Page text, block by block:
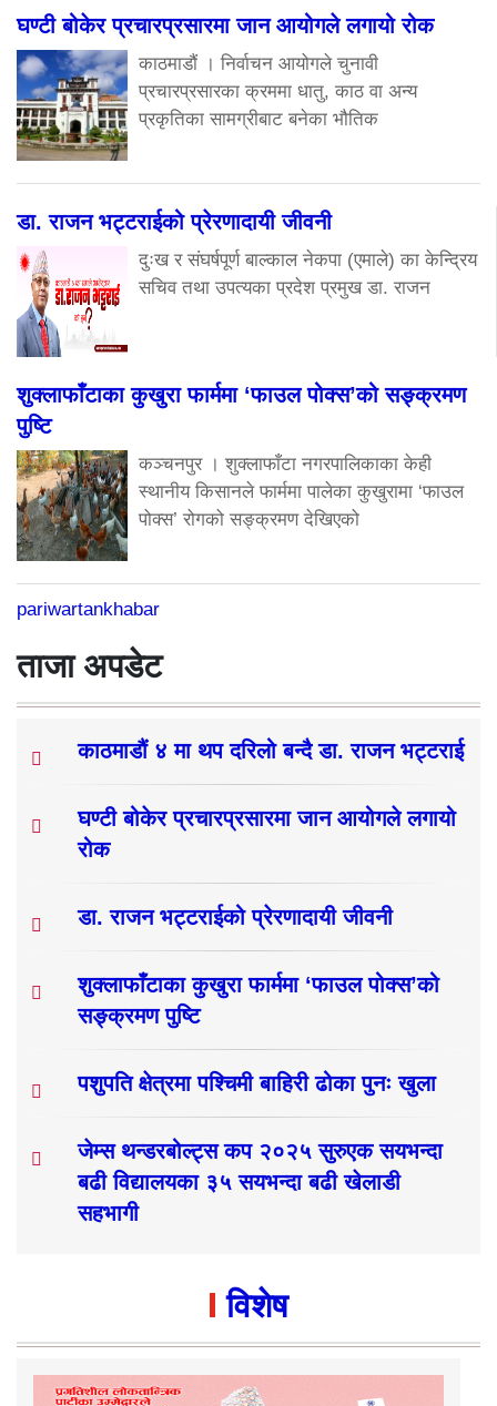
घण्टी बोकेर प्रचारप्रसारमा जान आयोगले लगायो रोक
काठमाडौं । निर्वाचन आयोगले चुनावी
प्रचारप्रसारका क्रममा धातु, काठ वा अन्य
प्रकृतिका सामग्रीबाट बनेका भौतिक
डा. राजन भट्टराईको प्रेरणादायी जीवनी
दुःख र संघर्षपूर्ण बाल्काल नेकपा (एमाले) का केन्द्रिय
सचिव तथा उपत्यका प्रदेश प्रमुख डा. राजन
शुक्लाफाँटाका कुखुरा फार्ममा ‘फाउल पोक्स’को सङ्क्रमण
पुष्टि
कञ्चनपुर । शुक्लाफाँटा नगरपालिकाका केही
स्थानीय किसानले फार्ममा पालेका कुखुरामा ‘फाउल
पोक्स’ रोगको सङ्क्रमण देखिएको
pariwartankhabar
ताजा अपडेट
काठमाडौं ४ मा थप दरिलो बन्दै डा. राजन भट्टराई
घण्टी बोकेर प्रचारप्रसारमा जान आयोगले लगायो
रोक
डा. राजन भट्टराईको प्रेरणादायी जीवनी
शुक्लाफाँटाका कुखुरा फार्ममा ‘फाउल पोक्स’को
सङ्क्रमण पुष्टि
पशुपति क्षेत्रमा पश्चिमी बाहिरी ढोका पुनः खुला
जेम्स थन्डरबोल्ट्स कप २०२५ सुरुएक सयभन्दा
बढी विद्यालयका ३५ सयभन्दा बढी खेलाडी
सहभागी
विशेष